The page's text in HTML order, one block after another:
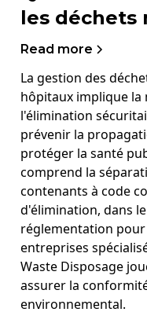
les déchets
Read more
La gestion des
hôpitaux implique
l'élimination
prévenir la
protéger la santé
comprend la
contenants à code
d'élimination, dans
réglementation pour
entreprises
Waste Disposage
assurer la
environnemental.